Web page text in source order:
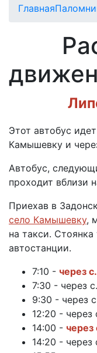
Главная
Этот автобус
Камышевку и
Автобус,
проходит вблизи
Приехав в
село Камышевку,
на такси. Стоянка
автостанции.
7:10 - через
7:30 - через
9:30 - через
12:20 -
14:00 - через
14:20 -